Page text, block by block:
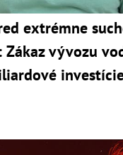
extrémne
vývozu